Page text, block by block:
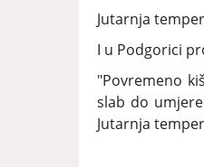
Jutarnja
I u Podgorici
"Povremeno
slab do
Jutarnja